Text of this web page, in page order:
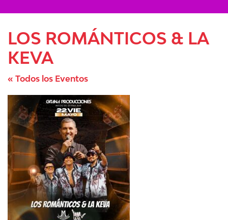
LOS ROMÁNTICOS & LA
KEVA
« Todos los Eventos